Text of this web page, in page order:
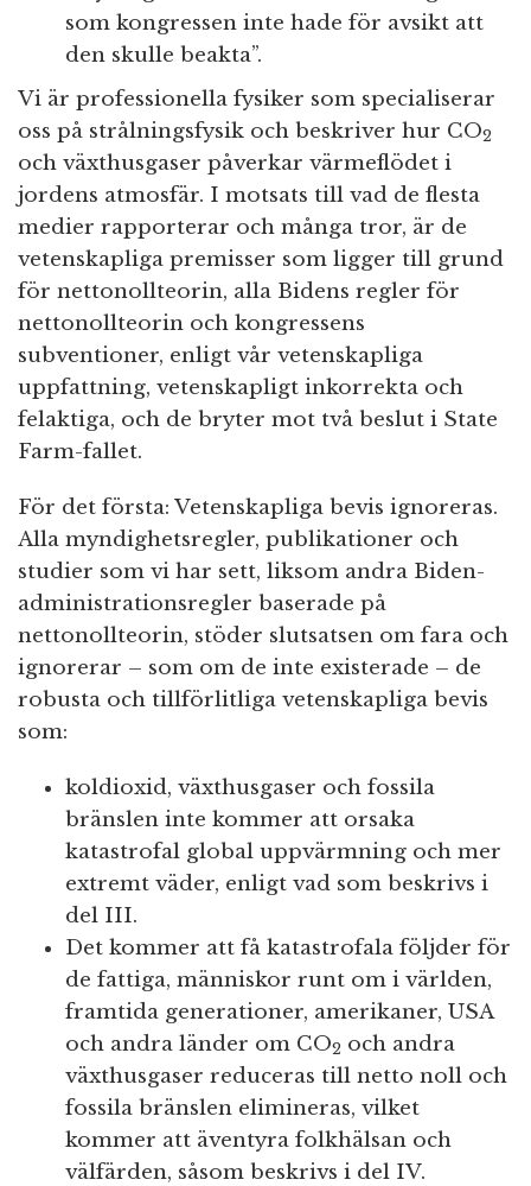
som kongressen inte hade för avsikt att
den skulle beakta”.
Vi är professionella fysiker som specialiserar
oss på strålningsfysik och beskriver hur CO2
och växthusgaser påverkar värmeflödet i
jordens atmosfär. I motsats till vad de flesta
medier rapporterar och många tror, är de
vetenskapliga premisser som ligger till grund
för nettonollteorin, alla Bidens regler för
nettonollteorin och kongressens
subventioner, enligt vår vetenskapliga
uppfattning, vetenskapligt inkorrekta och
felaktiga, och de bryter mot två beslut i State
Farm-fallet.
För det första: Vetenskapliga bevis ignoreras.
Alla myndighetsregler, publikationer och
studier som vi har sett, liksom andra Biden-
administrationsregler baserade på
nettonollteorin, stöder slutsatsen om fara och
ignorerar – som om de inte existerade – de
robusta och tillförlitliga vetenskapliga bevis
som:
koldioxid, växthusgaser och fossila
bränslen inte kommer att orsaka
katastrofal global uppvärmning och mer
extremt väder, enligt vad som beskrivs i
del III.
Det kommer att få katastrofala följder för
de fattiga, människor runt om i världen,
framtida generationer, amerikaner, USA
och andra länder om CO2 och andra
växthusgaser reduceras till netto noll och
fossila bränslen elimineras, vilket
kommer att äventyra folkhälsan och
välfärden, såsom beskrivs i del IV.